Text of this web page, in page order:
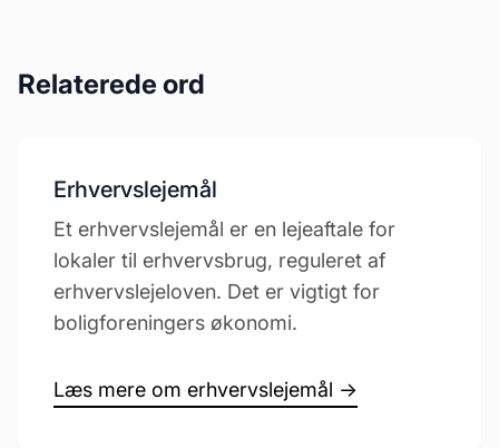
Relaterede ord
Erhvervslejemål
Et erhvervslejemål er en lejeaftale for
lokaler til erhvervsbrug, reguleret af
erhvervslejeloven. Det er vigtigt for
boligforeningers økonomi.
Læs mere om erhvervslejemål →